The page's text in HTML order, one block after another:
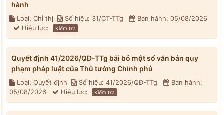
hành
Loại: Chỉ thị Số hiệu: 31/CT-TTg
Ban hành: 05/08/2026
Hiệu lực:
Kiểm tra
Quyết định 41/2026/QĐ-TTg bãi bỏ một số văn bản quy
phạm pháp luật của Thủ tướng Chính phủ
Loại: Quyết định Số hiệu: 41/2026/QĐ-TTg
Ban hành:
05/08/2026
Hiệu lực: Kiểm tra